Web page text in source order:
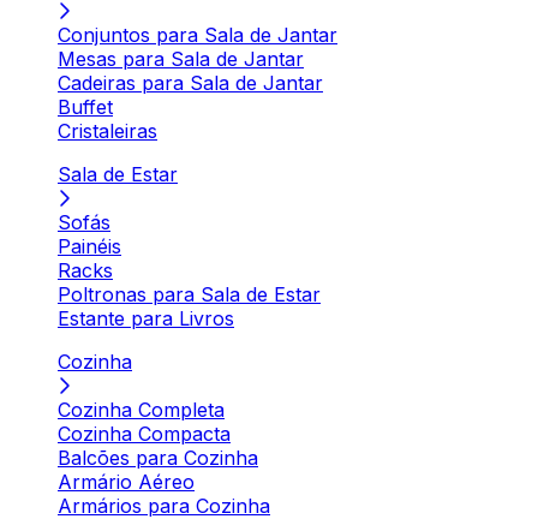
Conjuntos para Sala de Jantar
Mesas para Sala de Jantar
Cadeiras para Sala de Jantar
Buffet
Cristaleiras
Sala de Estar
Sofás
Painéis
Racks
Poltronas para Sala de Estar
Estante para Livros
Cozinha
Cozinha Completa
Cozinha Compacta
Balcões para Cozinha
Armário Aéreo
Armários para Cozinha